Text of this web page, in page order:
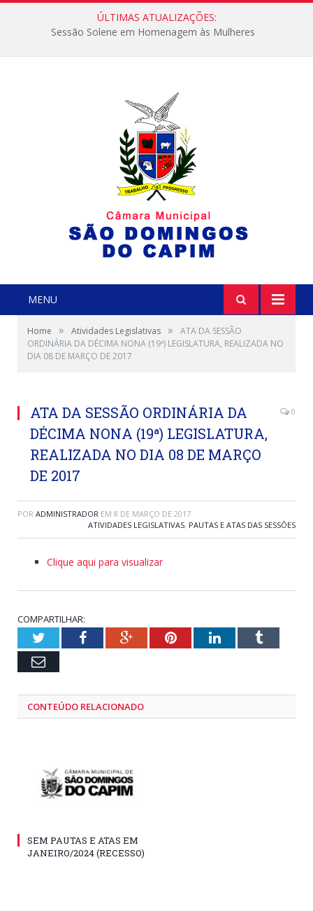
ÚLTIMAS ATUALIZAÇÕES:
Sessão Solene em Homenagem às Mulheres
MENU
Home » Atividades Legislativas »
ATA DA SESSÃO
ORDINÁRIA DA DÉCIMA NONA (19ª) LEGISLATURA, REALIZADA NO
DIA 08 DE MARÇO DE 2017
ATA DA SESSÃO ORDINÁRIA DA
DÉCIMA NONA (19ª) LEGISLATURA,
REALIZADA NO DIA 08 DE MARÇO
DE 2017
0
POR ADMINISTRADOR EM 8 DE MARÇO DE 2017
ATIVIDADES LEGISLATIVAS, PAUTAS E ATAS DAS SESSÕES
Clique aqui para visualizar
COMPARTILHAR:
TwitterFacebookGoogle+PinterestLinkedInTumblr
Email
CONTEÚDO RELACIONADO
SEM PAUTAS E ATAS EM
JANEIRO/2024 (RECESSO)